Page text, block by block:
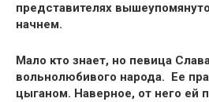
представителях
начнем.
Мало кто знает, но певица
вольнолюбивого народа. Ее
цыганом. Наверное, от него ей